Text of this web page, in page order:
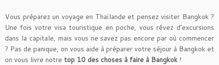
Vous préparez un voyage en Thaïlande et pensez visiter Bangkok ?
Une fois votre visa touristique en poche, vous rêvez d’excursions
dans la capitale, mais vous ne savez pas encore par où commencer
? Pas de panique, on vous aide à préparer votre séjour à Bangkok et
on vous livre notre top 10 des choses à faire à Bangkok !